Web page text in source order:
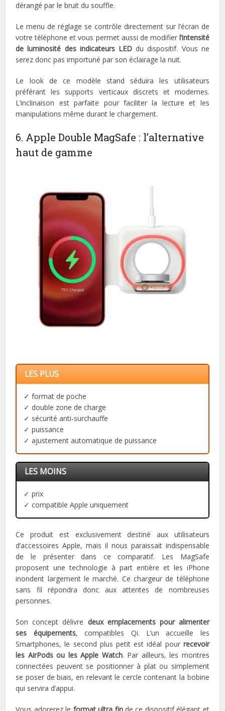
dérangé par le bruit du souffle.
Le menu de réglage se contrôle directement sur l’écran de
votre téléphone et vous permet aussi de modifier l’intensité
de luminosité des indicateurs LED du dispositif. Vous ne
serez donc pas importuné par son éclairage la nuit.
Le look de ce modèle stand séduira les utilisateurs
préférant les supports verticaux discrets et modernes.
L’inclinaison est parfaite pour faciliter la lecture et les
manipulations même durant le chargement.
6. Apple Double MagSafe : l’alternative
haut de gamme
LES PLUS
✓ format de poche
✓ double zone de charge
✓ sécurité anti-surchauffe
✓ puissance
✓ ajustement automatique de puissance
LES MOINS
✓ prix
✓ compatible Apple uniquement
Ce produit est exclusivement destiné aux utilisateurs
d’accessoires Apple, mais il nous paraissait indispensable
de le présenter dans ce comparatif. Les MagSafe
proposent une technologie à part entière et les iPhone
inondent largement le marché. Ce chargeur de téléphone
sans fil répondra donc aux attentes de nombreuses
personnes.
Son concept délivre deux emplacements pour alimenter
ses équipements, compatibles Qi. L’un accueille les
Smartphones, le second plus petit est idéal pour recevoir
les AirPods ou les Apple Watch. Par ailleurs, les montres
connectées peuvent se positionner à plat ou simplement
se poser de biais, en relevant le cercle contenant la bobine
qui servira d’appui.